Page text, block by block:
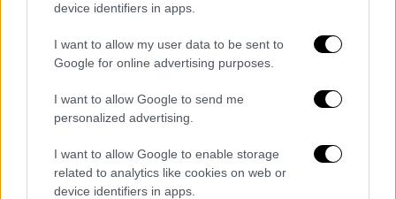
device identifiers in apps.
I want to allow my user data to be sent to
Google for online advertising purposes.
I want to allow Google to send me
personalized advertising.
I want to allow Google to enable storage
related to analytics like cookies on web or
device identifiers in apps.
Κατασχέθηκαν 3 μαχαίρια και 2
σιδερένια αντικείμενα
τον έλεγχο που πραγματοποιήθηκε στον
ξωτερικό διάδρομοτου θυρωρείου,
βρέθηκαν και κατασχέθηκαν -3- μαχαίρια και
-2- σιδερένια αντικείμενα.